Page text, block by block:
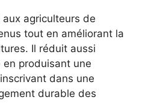
agriculteurs de
tout en améliorant la
Il réduit aussi
en produisant une
dans une
durable des